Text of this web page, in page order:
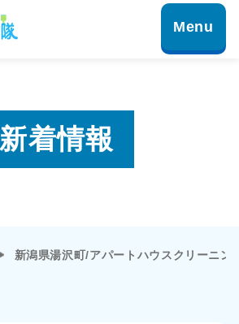
新着情報
新潟県湯沢町/アパートハウスクリーニン